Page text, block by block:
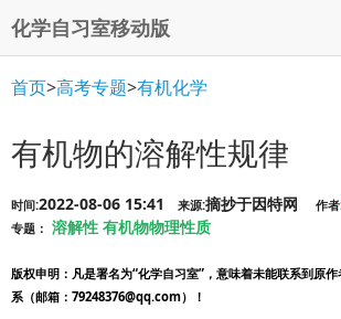
化学自习室移动版
首页>高考专题>有机化学
有机物的溶解性规律
时间:2022-08-06 15:41 来源:摘抄于因特网 作
专题： 溶解性 有机物物理性质
版权申明 ：凡是署名为“化学自习室”，意味着未能联系到原
系（邮箱：79248376@qq.com）！